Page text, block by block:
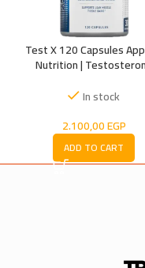
Test X 120 Capsules
Nutrition |
In stock
2.100,00EGP
ADD TO CART